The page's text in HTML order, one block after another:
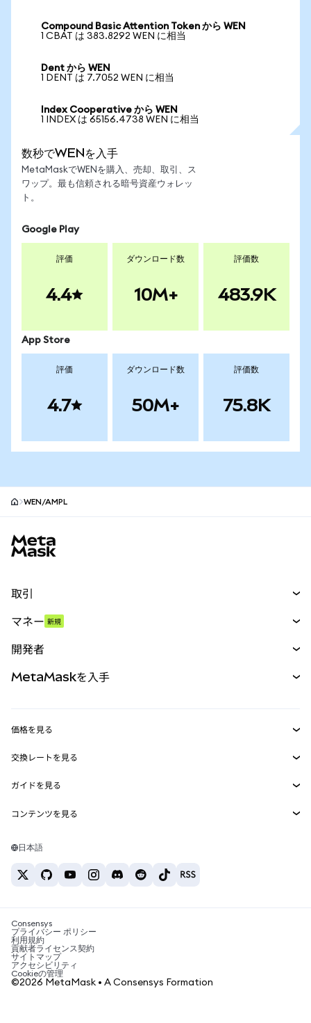
Compound Basic Attention Token から WEN
1 CBAT は 383.8292 WEN に相当
Dent から WEN
1 DENT は 7.7052 WEN に相当
Index Cooperative から WEN
1 INDEX は 65156.4738 WEN に相当
数秒でWENを入手
MetaMaskでWENを購入、売却、取引、ス
ワップ。最も信頼される暗号資産ウォレッ
ト。
Google Play
評価
4.4
ダウンロード数
10M+
評価数
483.9K
App Store
評価
4.7
ダウンロード数
50M+
評価数
75.8K
WEN/AMPL
取引
パーペチュアル
RWA
マネー 新規
開発者
MetaMask Connect
Snaps
Web3サービス
MetaMaskを入手
セキュリティ
サポート
キャリア
お問い合わせ
価格を見る
イーサリアムの価格
Solanaの価格
Tetherの価格
交換レートを見る
ETH→USD
USDT→INR
BTC→INR
ETH→USDT
ガイドを見る
ETHの購入
USDTの購入
SHIBの購入
BNBの購入
コンテンツを見る
Solanaウォレット
税制関連ニュース
暗号資産の購入方法は？
ビットコインを売るには？
日本語
Consensys
プライバシー ポリシー
利用規約
貢献者ライセンス契約
サイトマップ
アクセシビリティ
Cookieの管理
©2026 MetaMask • A Consensys Formation